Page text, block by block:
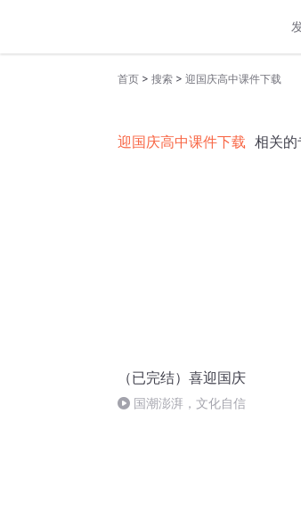
首页 > 搜索 > 迎国庆高中课件下载
迎国庆高中课件下载 相关的
（已完结）喜迎国庆
国潮澎湃，文化自信